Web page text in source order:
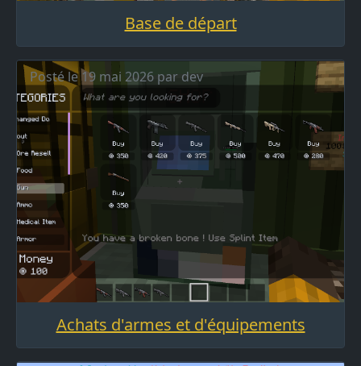
Base de départ
Achats d'armes et d'équipements
Posté le 19 mai 2026 par dev